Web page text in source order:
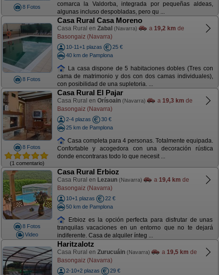
8 Fotos
comarca la Valdorba, integrada por pequeñas aldeas,
algunas incluso despobladas, pero qu ...
8 Fotos
Casa Rural Casa Moreno
Casa Rural en Zabal (Navarra) a 19,2 km de
Basongaiz (Navarra)
10-11+1 plazas
25 €
40 km de Pamplona
La casa dispone de 5 habitaciones dobles (Tres con
cama de matrimonio y dos con dos camas individuales),
con posibilidad de una supletoria. ...
8 Fotos
(1 comentario)
Casa Rural El Pajar
Casa Rural en Orísoain (Navarra) a 19,3 km de
Basongaiz (Navarra)
2-4 plazas
30 €
25 km de Pamplona
Casa completa para 4 personas. Totalmente equipada.
Confortable y acogedora con una decoración rústica
donde encontraras todo lo que necesit ...
8 Fotos
Video
Casa Rural Erbioz
Casa Rural en Lezaun (Navarra) a 19,4 km de
Basongaiz (Navarra)
10+1 plazas
22 €
50 km de Pamplona
Erbioz es la opción perfecta para disfrutar de unas
tranquilas vacaciones en un entorno que no te dejará
indiferente. Casa de alquiler ínteg ...
Haritzalotz
Casa Rural en Zurucuáin (Navarra) a 19,5 km de
Basongaiz (Navarra)
2-10+2 plazas 29 €